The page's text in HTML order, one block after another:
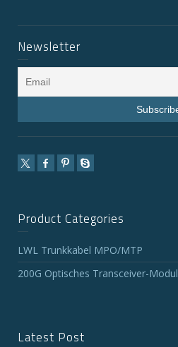
Newsletter
Product Categories
LWL Trunkkabel MPO/MTP
200G Optisches Transceiver-Modul
Latest Post